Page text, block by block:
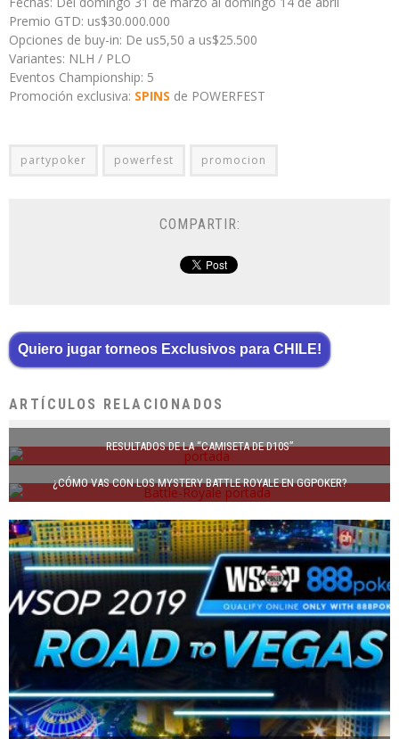
Premio GTD: us$30.000.000
Opciones de buy-in: De us5,50 a us$25.500
Variantes: NLH / PLO
Eventos Championship: 5
Promoción exclusiva: SPINS de POWERFEST
partypoker powerfest promocion
COMPARTIR:
Quiero jugar torneos Exclusivos para CHILE!
ARTÍCULOS RELACIONADOS
RESULTADOS DE LA “CAMISETA DE D10S”
¿CÓMO VAS CON LOS MYSTERY BATTLE ROYALE EN GGPOKER?